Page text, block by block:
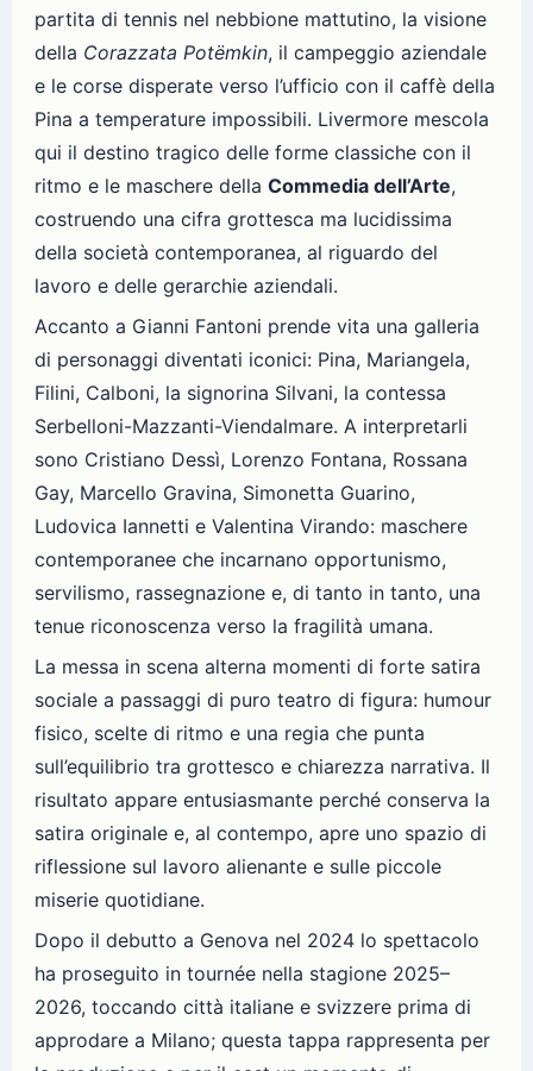
partita di tennis nel nebbione mattutino, la visione
della Corazzata Potëmkin, il campeggio aziendale
e le corse disperate verso l’ufficio con il caffè della
Pina a temperature impossibili. Livermore mescola
qui il destino tragico delle forme classiche con il
ritmo e le maschere della Commedia dell’Arte,
costruendo una cifra grottesca ma lucidissima
della società contemporanea, al riguardo del
lavoro e delle gerarchie aziendali.
Accanto a Gianni Fantoni prende vita una galleria
di personaggi diventati iconici: Pina, Mariangela,
Filini, Calboni, la signorina Silvani, la contessa
Serbelloni-Mazzanti-Viendalmare. A interpretarli
sono Cristiano Dessì, Lorenzo Fontana, Rossana
Gay, Marcello Gravina, Simonetta Guarino,
Ludovica Iannetti e Valentina Virando: maschere
contemporanee che incarnano opportunismo,
servilismo, rassegnazione e, di tanto in tanto, una
tenue riconoscenza verso la fragilità umana.
La messa in scena alterna momenti di forte satira
sociale a passaggi di puro teatro di figura: humour
fisico, scelte di ritmo e una regia che punta
sull’equilibrio tra grottesco e chiarezza narrativa. Il
risultato appare entusiasmante perché conserva la
satira originale e, al contempo, apre uno spazio di
riflessione sul lavoro alienante e sulle piccole
miserie quotidiane.
Dopo il debutto a Genova nel 2024 lo spettacolo
ha proseguito in tournée nella stagione 2025–
2026, toccando città italiane e svizzere prima di
approdare a Milano; questa tappa rappresenta per